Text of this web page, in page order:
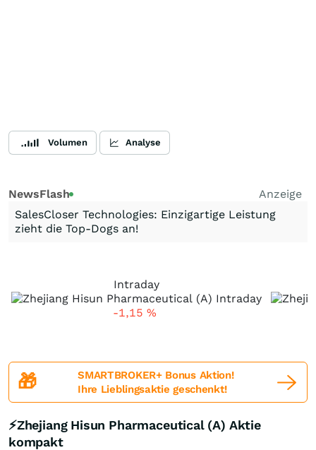
Volumen Analyse
NewsFlash
Anzeige
SalesCloser Technologies: Einzigartige Leistung
zieht die Top-Dogs an!
Intraday
-1,15 %
🎁
SMARTBROKER+ Bonus Aktion!
Ihre Lieblingsaktie geschenkt!
⚡Zhejiang Hisun Pharmaceutical (A) Aktie
kompakt